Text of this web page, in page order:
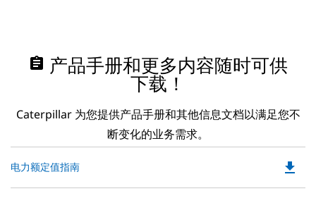
assignment 产品手册和更多内容随时可供
下载！
Caterpillar 为您提供产品手册和其他信息文档以满足您不
断变化的业务需求。
电力额定值指南 file_download